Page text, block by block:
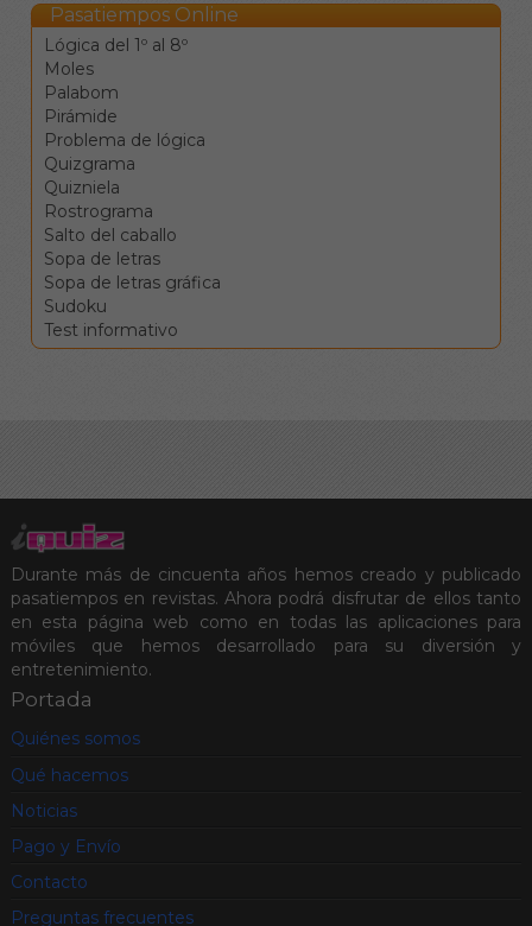
Pasatiempos Online
Lógica del 1º al 8º
Moles
Palabom
Pirámide
Problema de lógica
Quizgrama
Quizniela
Rostrograma
Salto del caballo
Sopa de letras
Sopa de letras gráfica
Sudoku
Test informativo
Durante más de cincuenta años hemos creado y publicado
pasatiempos en revistas. Ahora podrá disfrutar de ellos tanto
en esta página web como en todas las aplicaciones para
móviles que hemos desarrollado para su diversión y
entretenimiento.
Portada
Quiénes somos
Qué hacemos
Noticias
Pago y Envío
Contacto
Preguntas frecuentes
(supr) borra el valor de
la casilla sin moverse.
correspondientes.
Los botones de
caso de que vea
penalizaciones en la
puntuación final.